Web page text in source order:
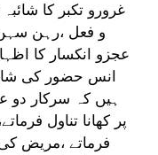
غرورو تکبر کا
و فعل ،رہن
عجزو انکسار کا
انس حضور کی شان
ہیں کہ سرکار دو
پر کھانا تناول
فرماتے ،مریض